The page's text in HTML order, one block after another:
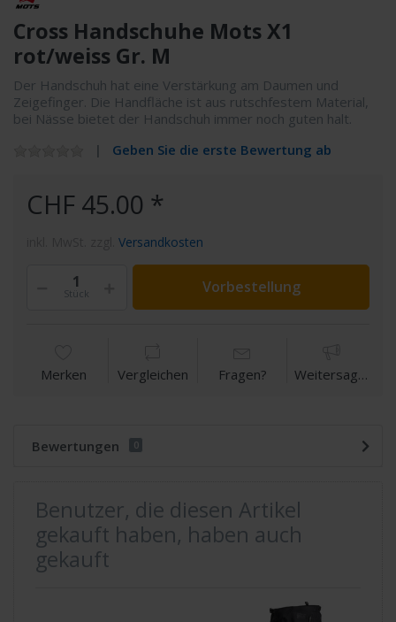
Cross Handschuhe Mots X1
rot/weiss Gr. M
Der Handschuh hat eine Verstärkung am Daumen und
Zeigefinger. Die Handfläche ist aus rutschfestem Material,
bei Nässe bietet der Handschuh immer noch guten halt.
Geben Sie die erste Bewertung ab
CHF 45.00 *
Versandkosten
Stück Vorbestellung
Merken Vergleichen Fragen? Weitersagen
Bewertungen 0
Benutzer, die diesen Artikel
gekauft haben, haben auch
gekauft